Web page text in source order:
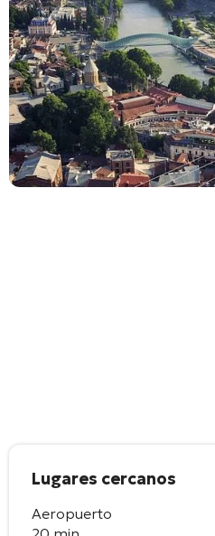
Lugares cercanos
Aeropuerto